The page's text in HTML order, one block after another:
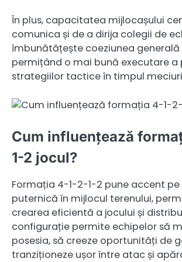
În plus, capacitatea mijlocașului
comunica și de a dirija colegii de
îmbunătățește coeziunea generală
permițând o mai bună executare a
strategiilor tactice în timpul
Cum influențează
1-2 jocul?
Formația 4-1-2-1-2 pune accent pe
puternică în mijlocul terenului,
crearea eficientă a jocului și
configurație permite echipelor să
posesia, să creeze oportunități de
tranziționeze ușor între atac și